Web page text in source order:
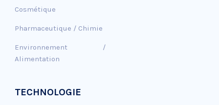
Cosmétique
Pharmaceutique / Chimie
Environnement /
Alimentation
TECHNOLOGIE